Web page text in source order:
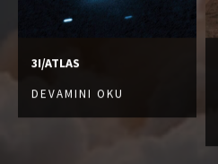
3I/ATLAS
DEVAMINI OKU